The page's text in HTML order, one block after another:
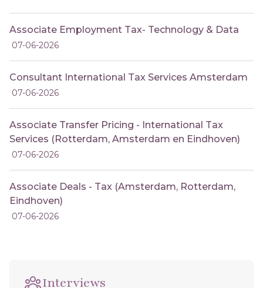
Associate Employment Tax- Technology & Data
07-06-2026
Consultant International Tax Services Amsterdam
07-06-2026
Associate Transfer Pricing - International Tax
Services (Rotterdam, Amsterdam en Eindhoven)
07-06-2026
Associate Deals - Tax (Amsterdam, Rotterdam,
Eindhoven)
07-06-2026
Interviews